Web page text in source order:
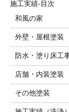
施工実績-目次
和風の家
外壁・屋根塗装
防水・塗り床工
店舗・内装塗装
その他塗装